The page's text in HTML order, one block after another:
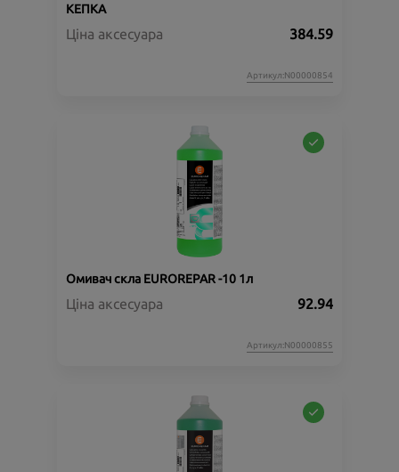
КЕПКА
Ціна аксесуара 384.59
Артикул:N00000854
Омивач скла EUROREPAR -10 1л
Ціна аксесуара 92.94
Артикул:N00000855